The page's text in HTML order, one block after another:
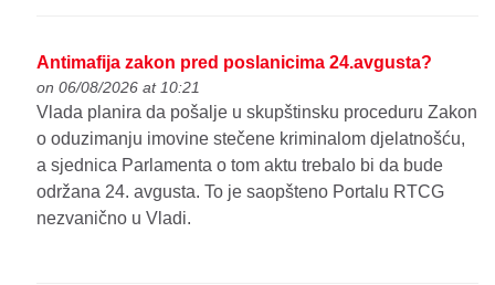
Antimafija zakon pred poslanicima 24.avgusta?
on 06/08/2026 at 10:21
Vlada planira da pošalje u skupštinsku proceduru Zakon
o oduzimanju imovine stečene kriminalom djelatnošću,
a sjednica Parlamenta o tom aktu trebalo bi da bude
održana 24. avgusta. To je saopšteno Portalu RTCG
nezvanično u Vladi.